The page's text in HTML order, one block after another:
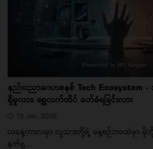
နည်းပညာဂေဟစနစ် Tech
ရှိမှုလား၊ ရွှေလက်ထိပ် ခတ်ခံရခြင်းလား
12 Jan, 2026
ယနေ့ကာလမှာ လူသားတို့ရဲ့ နေ့စဉ်ဘဝထဲမှာ မို
နက်ရှ...